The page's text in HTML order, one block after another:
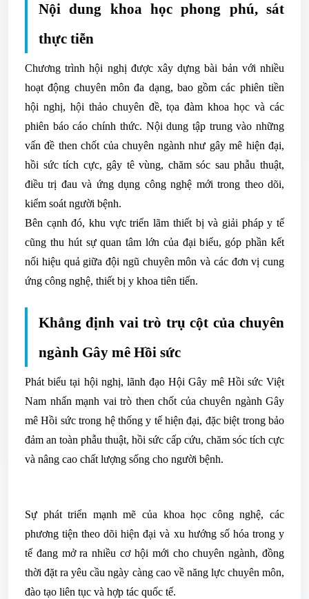
Nội dung khoa học phong phú, sát
thực tiễn
Chương trình hội nghị được xây dựng bài bản với nhiều
hoạt động chuyên môn đa dạng, bao gồm các phiên tiền
hội nghị, hội thảo chuyên đề, tọa đàm khoa học và các
phiên báo cáo chính thức. Nội dung tập trung vào những
vấn đề then chốt của chuyên ngành như gây mê hiện đại,
hồi sức tích cực, gây tê vùng, chăm sóc sau phẫu thuật,
điều trị đau và ứng dụng công nghệ mới trong theo dõi,
kiểm soát người bệnh.
Bên cạnh đó, khu vực triển lãm thiết bị và giải pháp y tế
cũng thu hút sự quan tâm lớn của đại biểu, góp phần kết
nối hiệu quả giữa đội ngũ chuyên môn và các đơn vị cung
ứng công nghệ, thiết bị y khoa tiên tiến.
Khẳng định vai trò trụ cột của chuyên
ngành Gây mê Hồi sức
Phát biểu tại hội nghị, lãnh đạo Hội Gây mê Hồi sức Việt
Nam nhấn mạnh vai trò then chốt của chuyên ngành Gây
mê Hồi sức trong hệ thống y tế hiện đại, đặc biệt trong bảo
đảm an toàn phẫu thuật, hồi sức cấp cứu, chăm sóc tích cực
và nâng cao chất lượng sống cho người bệnh.
Sự phát triển mạnh mẽ của khoa học công nghệ, các
phương tiện theo dõi hiện đại và xu hướng số hóa trong y
tế đang mở ra nhiều cơ hội mới cho chuyên ngành, đồng
thời đặt ra yêu cầu ngày càng cao về năng lực chuyên môn,
đào tạo liên tục và hợp tác quốc tế.